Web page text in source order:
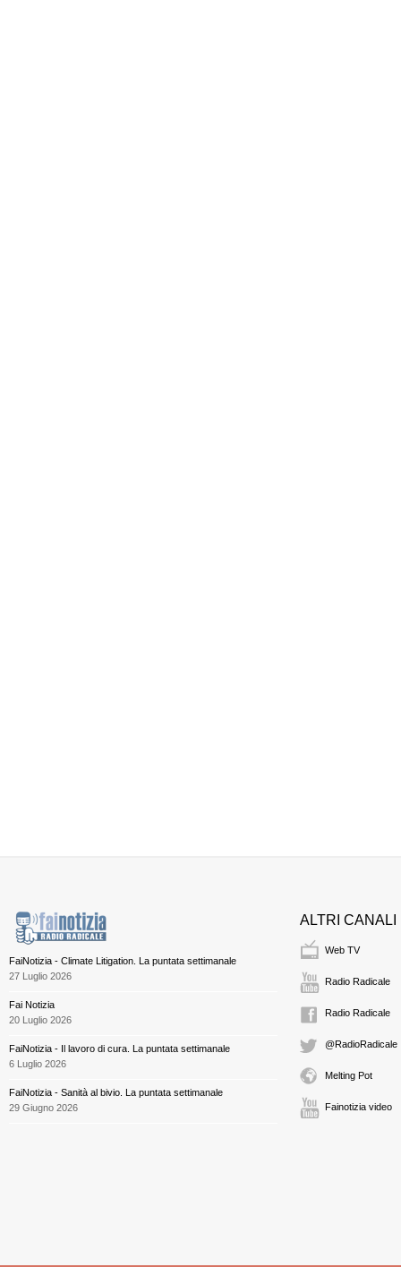
FaiNotizia - Climate Litigation. La puntata settimanale
27 Luglio 2026
Fai Notizia
20 Luglio 2026
FaiNotizia - Il lavoro di cura. La puntata settimanale
6 Luglio 2026
FaiNotizia - Sanità al bivio. La puntata settimanale
29 Giugno 2026
ALTRI CANALI
Web TV
Radio Radicale
Radio Radicale
@RadioRadicale
Melting Pot
Fainotizia video